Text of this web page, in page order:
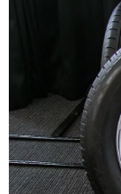
15インチ：
16インチ：
17インチ：
18インチ：
19インチ：